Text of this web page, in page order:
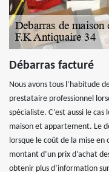
Débarras facturé
Nous avons tous l’habitude
prestataire professionnel
spécialiste. C’est aussi le
maison et appartement. Le
lorsque le coût de la mise
montant d’un prix d’achat
obtenir plus d’information